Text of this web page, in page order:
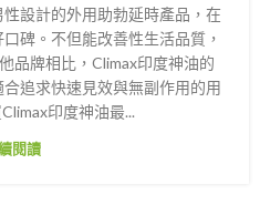
設計的外用助勃延時產品，在
碑。不但能改善性生活品質，
品牌相比，Climax印度神油的
追求快速見效與無副作用的用
印度神油最...
閱讀